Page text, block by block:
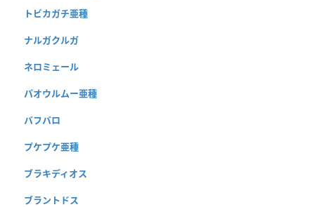
トビカガチ亜種
ナルガクルガ
ネロミェール
パオウルムー亜種
バフバロ
プケプケ亜種
ブラキディオス
ブラントドス